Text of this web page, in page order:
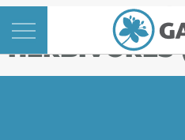
MAEC BIEN-
HERBIVORES
Panneau de gestion des